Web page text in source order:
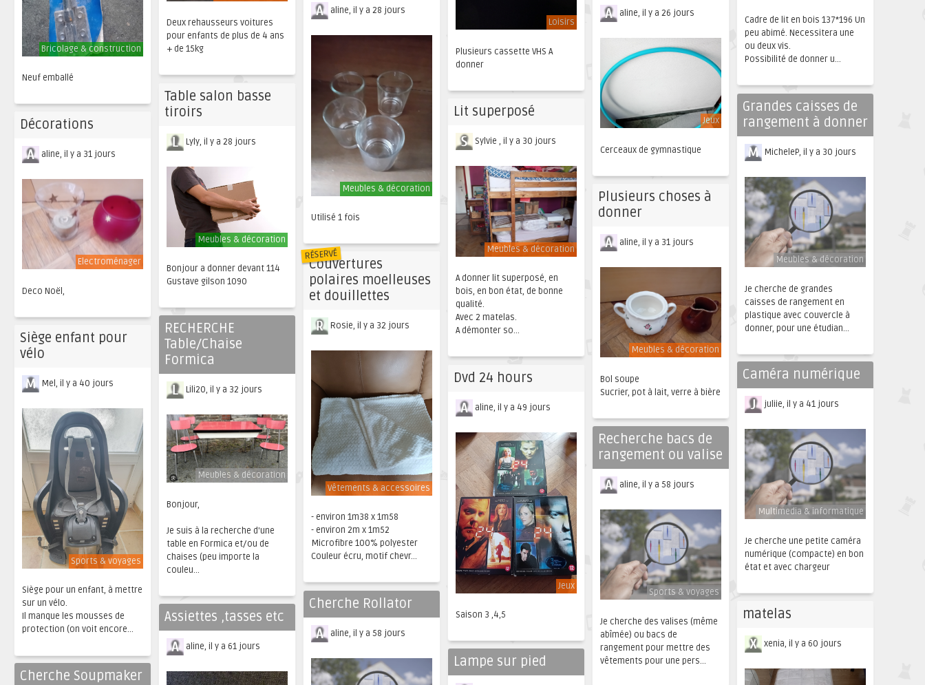
Loisirs
Plusieurs cassette VHS A
donner
Deux rehausseurs voitures
pour enfants de plus de 4 ans
+ de 15kg
Cadre de lit en bois 137*196 Un
peu abimé. Necessitera une
ou deux vis.
Possibilité de donner u...
Bricolage & construction
Neuf emballé
aline, il y a 26 jours
Jeux
Cerceaux de gymnastique
aline, il y a 28 jours
Meubles & décoration
Utilisé 1 fois
Table salon basse
tiroirs
Lyly, il y a 28 jours
Meubles & décoration
Bonjour a donner devant 114
Gustave gilson 1090
Grandes caisses de
rangement à donner
MicheleP, il y a 30 jours
Meubles & décoration
Je cherche de grandes
caisses de rangement en
plastique avec couvercle à
donner, pour une étudian...
Lit superposé
Sylvie , il y a 30 jours
Meubles & décoration
A donner lit superposé, en
bois, en bon état, de bonne
qualité.
Avec 2 matelas.
A démonter so...
Décorations
aline, il y a 31 jours
Electroménager
Deco Noël,
Plusieurs choses à
donner
aline, il y a 31 jours
Meubles & décoration
Bol soupe
Sucrier, pot à lait, verre à bière
Couvertures
polaires moelleuses
et douillettes
Rosie, il y a 32 jours
Vêtements & accessoires
- environ 1m38 x 1m58
- environ 2m x 1m52
Microfibre 100% polyester
Couleur écru, motif chevr...
RÉSERVÉ
RECHERCHE
Table/Chaise
Formica
Lili20, il y a 32 jours
Meubles & décoration
Bonjour,
Je suis à la recherche d'une
table en Formica et/ou de
chaises (peu importe la
couleu...
Siège enfant pour
vélo
Mel, il y a 40 jours
Sports & voyages
Siège pour un enfant, à mettre
sur un vélo.
Il manque les mousses de
protection (on voit encore...
Caméra numérique
juliie, il y a 41 jours
Multimedia & informatique
Je cherche une petite caméra
numérique (compacte) en bon
état et avec chargeur
Dvd 24 hours
aline, il y a 49 jours
Jeux
Saison 3 ,4,5
Recherche bacs de
rangement ou valise
aline, il y a 58 jours
Sports & voyages
Je cherche des valises (même
abîmée) ou bacs de
rangement pour mettre des
vêtements pour une pers...
Cherche Rollator
aline, il y a 58 jours
matelas
xenia, il y a 60 jours
Assiettes ,tasses etc
aline, il y a 61 jours
Lampe sur pied
Cherche Soupmaker